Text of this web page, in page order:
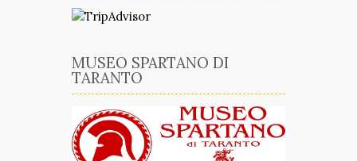
MUSEO SPARTANO DI
TARANTO